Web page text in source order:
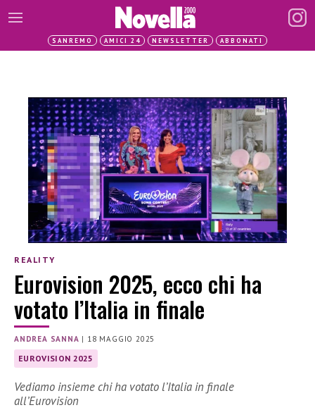
SANREMO AMICI 24 NEWSLETTER ABBONATI
REALITY
Eurovision 2025, ecco chi ha
votato l’Italia in finale
ANDREA SANNA | 18 MAGGIO 2025
EUROVISION 2025
Vediamo insieme chi ha votato l’Italia in finale
all’Eurovision